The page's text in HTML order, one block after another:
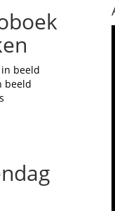
beeld
beeld